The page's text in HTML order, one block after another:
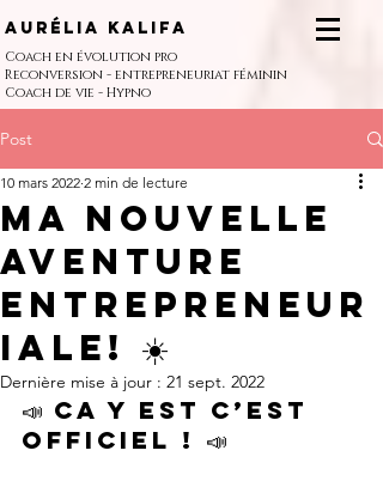
Aurélia Kalifa
Coach en évolution pro
Reconversion - entrepreneuriat féminin
Coach de vie - Hypno
Post
Ma nouvelle
aventure
entrepreneur
iale! ☀️
10 mars 2022 2 min de lecture
Dernière mise à jour : 21 sept. 2022
📣 CA Y EST C’EST
OFFICIEL ! 📣